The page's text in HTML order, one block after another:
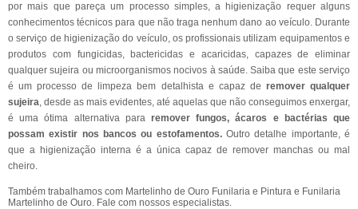
por mais que pareça um processo simples, a higienização requer alguns
conhecimentos técnicos para que não traga nenhum dano ao veículo. Durante
o serviço de higienização do veículo, os profissionais utilizam equipamentos e
produtos com fungicidas, bactericidas e acaricidas, capazes de eliminar
qualquer sujeira ou microorganismos nocivos à saúde. Saiba que este serviço
é um processo de limpeza bem detalhista e capaz de remover qualquer
sujeira, desde as mais evidentes, até aquelas que não conseguimos enxergar,
é uma ótima alternativa para remover fungos, ácaros e bactérias que
possam existir nos bancos ou estofamentos.Outro detalhe importante, é
que a higienização interna é a única capaz de remover manchas ou mal
cheiro.
Também trabalhamos com Martelinho de Ouro Funilaria e Pintura e Funilaria
Martelinho de Ouro. Fale com nossos especialistas.